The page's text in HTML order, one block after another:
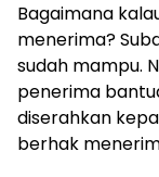
Bagaimana
menerima?
sudah mampu.
penerima
diserahkan
berhak